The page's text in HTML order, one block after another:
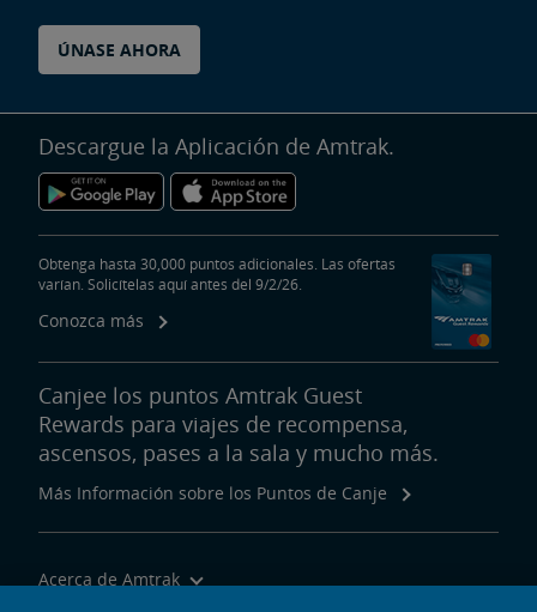
ÚNASE AHORA
Descargue la Aplicación de Amtrak.
Obtenga hasta 30,000 puntos adicionales. Las ofertas
varían. Solicítelas aquí antes del 9/2/26.
Conozca más
Canjee los puntos Amtrak Guest
Rewards para viajes de recompensa,
ascensos, pases a la sala y mucho más.
Más Información sobre los Puntos de Canje
Acerca de Amtrak